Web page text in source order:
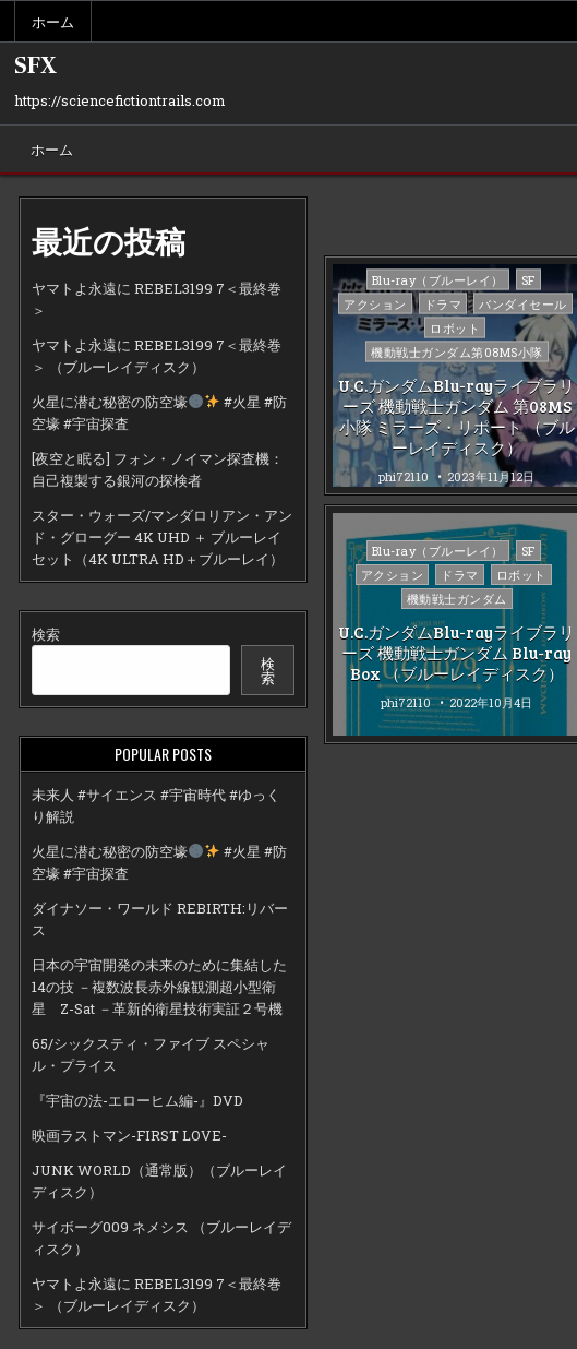
content
ホーム
SFX
https://sciencefictiontrails.com
ホーム
最近の投稿
ヤマトよ永遠に REBEL3199 7＜最終巻
＞
ヤマトよ永遠に REBEL3199 7＜最終巻
＞ （ブルーレイディスク）
火星に潜む秘密の防空壕
#火星 #防
空壕 #宇宙探査
[夜空と眠る] フォン・ノイマン探査機：
自己複製する銀河の探検者
スター・ウォーズ/マンダロリアン・アン
ド・グローグー 4K UHD ＋ ブルーレイ
セット（4K ULTRA HD＋ブルーレイ）
検索
検
索
POPULAR POSTS
未来人 #サイエンス #宇宙時代 #ゆっく
り解説
火星に潜む秘密の防空壕
#火星 #防
空壕 #宇宙探査
ダイナソー・ワールド REBIRTH:リバー
ス
日本の宇宙開発の未来のために集結した
14の技 －複数波長赤外線観測超小型衛
星 Z-Sat －革新的衛星技術実証２号機
65/シックスティ・ファイブ スペシャ
ル・プライス
『宇宙の法-エローヒム編-』DVD
映画ラストマン-FIRST LOVE-
JUNK WORLD（通常版）（ブルーレイ
ディスク）
サイボーグ009 ネメシス （ブルーレイデ
ィスク）
ヤマトよ永遠に REBEL3199 7＜最終巻
＞ （ブルーレイディスク）
Posted
in
Blu-ray（ブルーレイ）
SF
アクション
ドラマ
バンダイセール
ロボット
機動戦士ガンダム第08MS小隊
U.C.ガンダムBlu-rayライブラリ
ーズ 機動戦士ガンダム 第08MS
小隊 ミラーズ・リポート （ブル
ーレイディスク）
phi72110 2023年11月12日
Posted
in
Blu-ray（ブルーレイ）
SF
アクション
ドラマ
ロボット
機動戦士ガンダム
U.C.ガンダムBlu-rayライブラリ
ーズ 機動戦士ガンダム Blu-ray
Box （ブルーレイディスク）
phi72110 2022年10月4日